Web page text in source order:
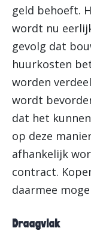
geld behoeft.
wordt nu
gevolg dat
huurkosten
worden
wordt
dat het
op deze
afhankelijk
contract.
daarmee
Draagvlak